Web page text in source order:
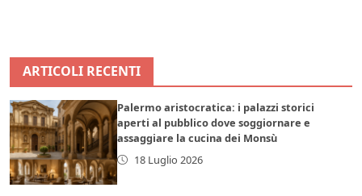
ARTICOLI RECENTI
Palermo aristocratica: i palazzi storici
aperti al pubblico dove soggiornare e
assaggiare la cucina dei Monsù
18 Luglio 2026